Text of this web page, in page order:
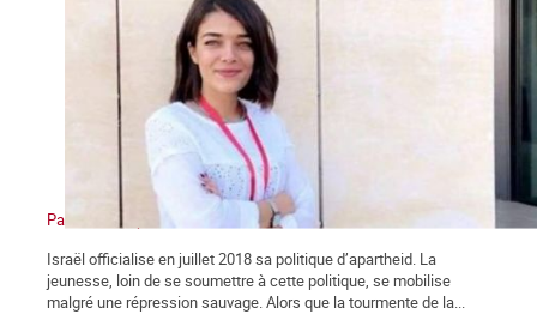
Palestine : l’apartheid sioniste en action
Israël officialise en juillet 2018 sa politique d’apartheid. La
jeunesse, loin de se soumettre à cette politique, se mobilise
malgré une répression sauvage. Alors que la tourmente de la...